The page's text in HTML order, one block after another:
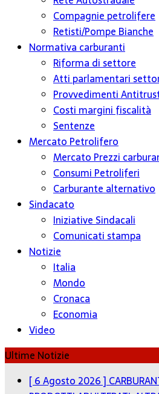
Compagnie petrolifere
Retisti/Pompe Bianche
Normativa carburanti
Riforma di settore
Atti parlamentari
Provvedimenti
Costi margini fiscalità
Sentenze
Mercato Petrolifero
Mercato Prezzi
Consumi Petroliferi
Carburante alternativo
Sindacato
Iniziative Sindacali
Comunicati stampa
Notizie
Italia
Mondo
Cronaca
Economia
Video
Ultime Notizie
[ 6 Agosto 2026 ]